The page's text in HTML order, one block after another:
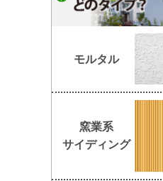
モルタル
窯業系
サイディング